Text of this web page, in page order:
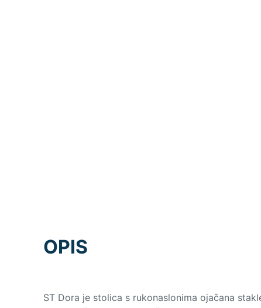
OPIS
ST Dora je stolica s rukonaslonima ojačana